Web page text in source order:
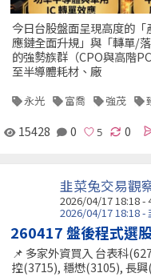
今日台股盤面呈現高度的
應鏈全面升規」與「轉單/
的強勢族群（CPO與高階
至半導體耗材、廠
永光 富喬 強茂
15428 0 0
韭菜兔交易觀
2026/04/17 18:18 -
2026/04/17 18:18 -
260417 盤後程式選
📌 多家外資買入 台表科
控(3715), 穩懋(3105), 長